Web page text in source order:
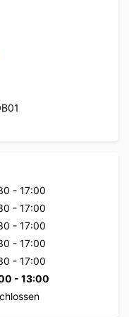
- 17:00
- 17:00
- 17:00
- 17:00
- 17:00
- 13:00